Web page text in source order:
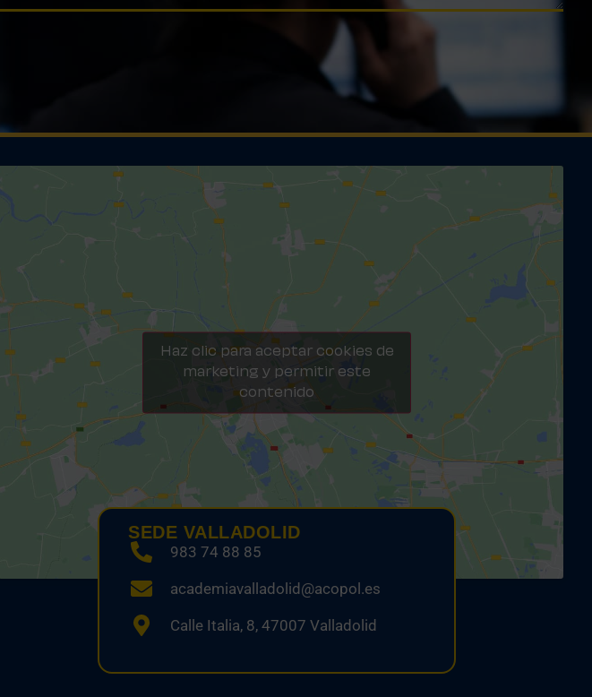
Haz clic para aceptar cookies de
marketing y permitir este
contenido
SEDE VALLADOLID
983 74 88 85
academiavalladolid@acopol.es
Calle Italia, 8, 47007 Valladolid